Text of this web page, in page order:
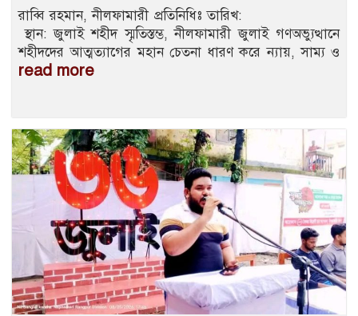
রাব্বি রহমান, নীলফামারী প্রতিনিধিঃ তারিখ:
স্থান: জুলাই শহীদ স্মৃতিস্তম্ভ, নীলফামারী জুলাই গণঅভ্যুত্থানে
শহীদদের আত্মত্যাগের মহান চেতনা ধারণ করে ন্যায়, সাম্য ও
read more